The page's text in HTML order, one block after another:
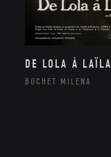
DE LOLA À LAÏLA
BOCHET MILENA